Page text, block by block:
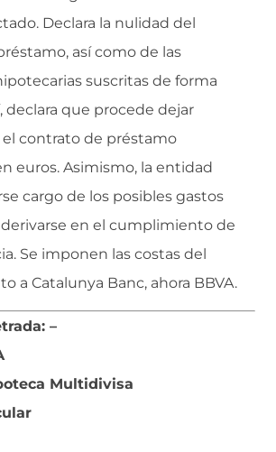
Declara la nulidad del
así como de las
suscritas de forma
declara que procede dejar
contrato de préstamo
euros. Asimismo, la entidad
cargo de los posibles gastos
en el cumplimiento de
Se imponen las costas del
a Catalunya Banc, ahora BBVA.
–
Multidivisa